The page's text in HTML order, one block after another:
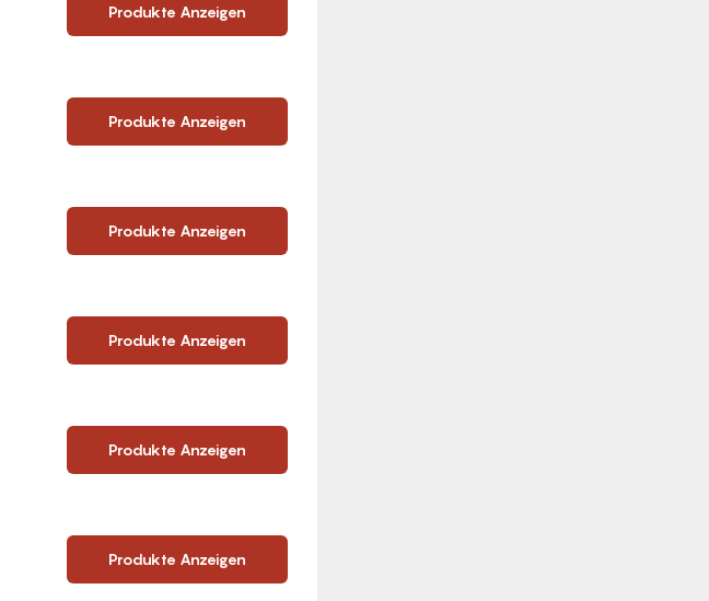
Produkte Anzeigen
Produkte Anzeigen
Produkte Anzeigen
Produkte Anzeigen
Produkte Anzeigen
Produkte Anzeigen